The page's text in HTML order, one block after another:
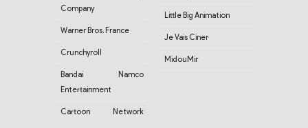
Company
Warner Bros. France
Crunchyroll
Bandai Namco
Entertainment
Cartoon Network
Little Big Animation
Je Vais Ciner
MidouMir